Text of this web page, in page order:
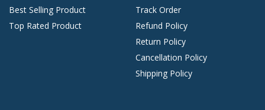
Best Selling Product
Top Rated Product
Track Order
Refund Policy
Return Policy
Cancellation Policy
Shipping Policy